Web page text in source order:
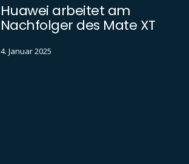
Huawei arbeitet am
Nachfolger des Mate XT
4. Januar 2025